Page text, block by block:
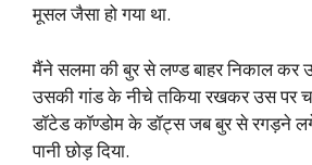
मूसल जैसा हो गया था.
मैंने सलमा की बुर से लण्ड बाहर निकाल कर
उसकी गांड के नीचे तकिया रखकर उस पर
डॉटेड कॉण्डोम के डॉट्स जब बुर से रगड़ने
पानी छोड़ दिया.